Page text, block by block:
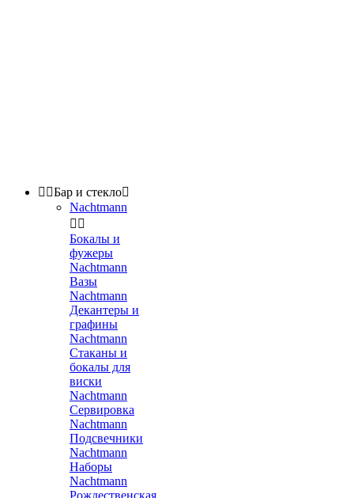
 Бар и стекло
Nachtmann
 
Бокалы и
фужеры
Nachtmann
Вазы
Nachtmann
Декантеры и
графины
Nachtmann
Стаканы и
бокалы для
виски
Nachtmann
Сервировка
Nachtmann
Подсвечники
Nachtmann
Наборы
Nachtmann
Рождественская